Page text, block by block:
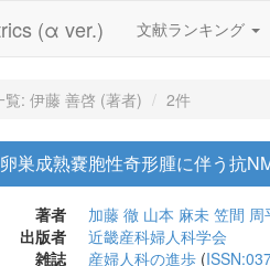
(α ver.) 文献ランキング
覧: 伊藤 善啓 (著者) 2件
卵巣成熟嚢胞性奇形腫に伴う抗
著者 加藤 徹 山本 麻未 笠間 周
出版者
近畿産科婦人科学会
雑誌
産婦人科の進歩 (